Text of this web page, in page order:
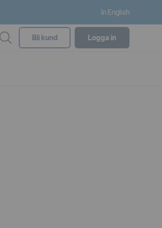
In English
Bli kund Logga in